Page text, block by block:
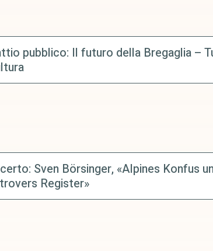
pubblico: Il futuro della Bregaglia –
Sven Börsinger, «Alpines Konfus
Register»